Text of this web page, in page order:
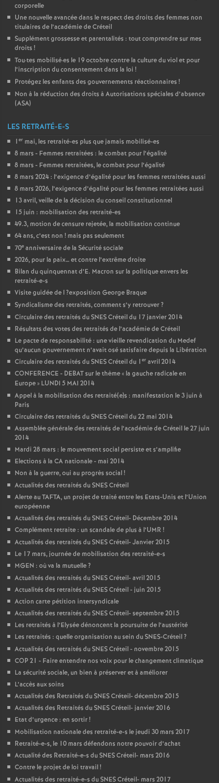
corporelle
Une nouvelle avancée dans le respect des droits des femmes non
titulaires de l’académie de Créteil
Supplément grossesse et parentalités : tout comprendre sur mes
droits !
Tou·tes mobilisé·es le 19 octobre contre la culture du viol et pour
l’inscription du consentement dans la loi !
Protégez les enfants des gouvernements réactionnaires !
Non à la réduction des droits à Autorisations spéciales d’absence
(ASA)
LES RETRAITÉ-E-S
1 er mai, les retraité-es plus que jamais mobilisé-es
8 mars - Femmes retraitées : le combat pour l’égalité
8 mars - Femmes retraitées, le combat pour l’égalité
8 mars 2024 : l’exigence d’égalité pour les femmes retraitées aussi
8 mars 2026, l’exigence d’égalité pour les femmes retraitées aussi
13 avril, veille de la décision du conseil constitutionnel
15 juin : mobilisation des retraité-es
49.3, motion de censure rejetée, la mobilisation continue
64 ans, c’est non ! mais pas seulement
70e anniversaire de la Sécurité sociale
2026, pour la paix… et contre l’extrême droite
Bilan du quinquennat d’E. Macron sur la politique envers les
retraité-e-s
Visite guidée de l?exposition George Braque
Syndicalisme des retraités, comment s’y retrouver?
Circulaire des retraités duSNESCréteil du 17 janvier 2014
Résultats des votes des retraités de l’académie de Créteil
Le pacte de responsabilité : une vieille revendication du Medef
qu’aucun gouvernement n’avait osé satisfaire depuis la Libération
Circulaire des retraités duSNESCréteil du 1 er avril 2014
CONFERENCE - DEBATsur le thème « la gauche radicale en
Europe» LUNDI 5 MAI 2014
Appel à la mobilisation des retraité(e)s : manifestation le 3 juin à
Paris
Circulaire des retraités duSNESCréteil du 22 mai 2014
Assemblée générale des retraités de l’académie de Créteil le 27 juin
2014
Mardi 28 mars : le mouvement social persiste et s’amplifie
Elections à la CA nationale - mai 2014
Non à la guerre, oui au progrès social!
Actualités des retraités duSNESCréteil
Alerte auTAFTA, un projet de traité entre les Etats-Unis et l’Union
européenne
Actualités des retraités duSNESCréteil- Décembre 2014
Complément retraite : un scandale de plus à l’UMR !
Actualités des retraités duSNESCréteil- Janvier 2015
Le 17 mars, journée de mobilisation des retraité-e-s
MGEN : où va la mutuelle?
Actualités des retraités duSNESCréteil- avril 2015
Actualités des retraités duSNESCréteil - juin 2015
Action carte pétition intersyndicale
Actualités des retraités duSNESCréteil- septembre 2015
Les retraités à l’Elysée dénoncent la poursuite de l’austérité
Les retraités : quelle organisation au sein duSNES-Créteil?
Actualités des retraités duSNESCréteil - novembre 2015
COP21 - Faire entendre nos voix pour le changement climatique
La sécurité sociale, un bien à préserver et à améliorer
L’accès aux soins
Actualités des Retraités duSNESCréteil- décembre 2015
Actualités des Retraités duSNESCréteil- janvier 2016
Etat d’urgence : en sortir!
Mobilisation nationale des retraité-e-s le jeudi 30 mars 2017
Retraité-e-s, le 10 mars défendons notre pouvoir d’achat
Actualité des Retraité-e-s duSNESCréteil- mars 2016
Contre le projet de loi travail!
Actualités des retraité-e-s duSNESCréteil- mars 2017